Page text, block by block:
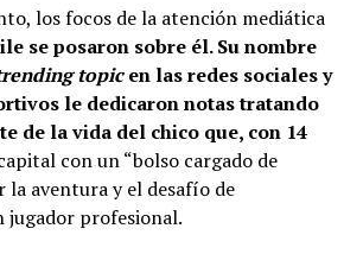
los focos de la atención mediática
se posaron sobre él. Su nombre
topicen las redes sociales y
le dedicaron notas tratando
de la vida del chico que, con 14
con un “bolso cargado de
la aventura y el desafío de
jugador profesional.